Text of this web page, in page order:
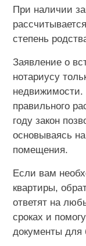
При наличии
степень
Заявление о
нотариусу
недвижимости.
правильного
году закон
основываясь
помещения.
Если вам
квартиры,
ответят на
сроках и
документы для